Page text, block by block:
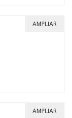
AMPLIAR
AMPLIAR